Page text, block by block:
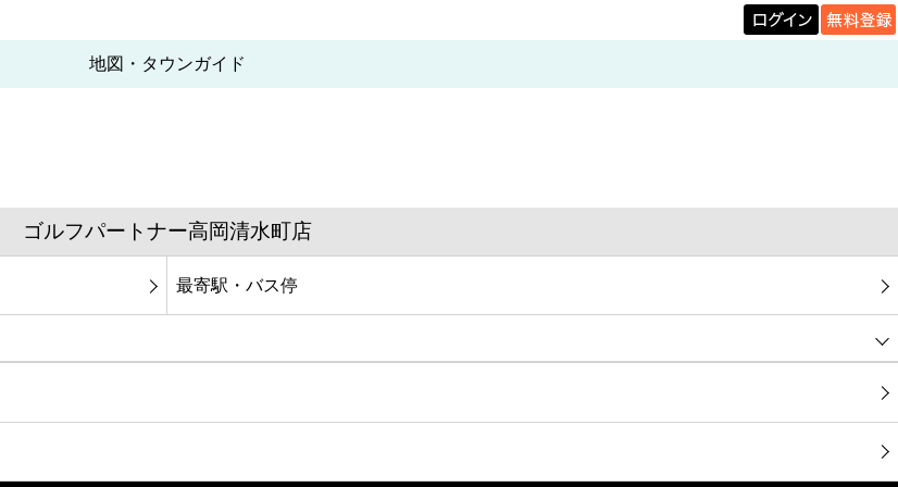
地図・タウンガイド
ゴルフパートナー高岡清水町店
最寄駅・バス停